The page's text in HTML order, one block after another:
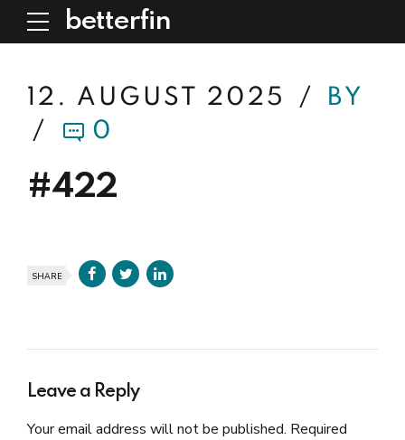
betterfin
12. AUGUST 2025
BY
0
#422
SHARE
Leave a Reply
Your email address will not be published. Required